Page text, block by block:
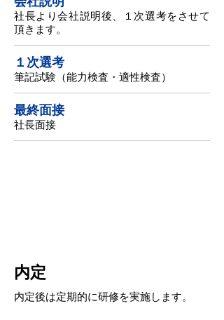
社長より会社説明後、１次選考をさせて
頂きます。
１次選考
筆記試験（能力検査・適性検査）
最終面接
社長面接
内定
内定後は定期的に研修を実施します。